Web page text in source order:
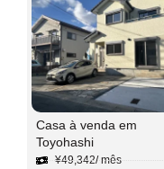
Casa à venda em
Toyohashi
¥49,342/ mês